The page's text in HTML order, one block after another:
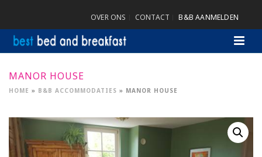
OVER ONS CONTACT B&B AANMELDEN
MANOR HOUSE
HOME » B&B ACCOMMODATIES » MANOR HOUSE